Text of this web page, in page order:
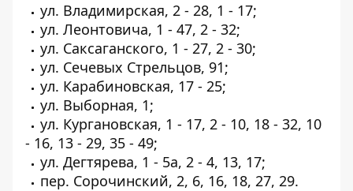
ул. Владимирская, 2 - 28, 1 - 17;
ул. Леонтовича, 1 - 47, 2 - 32;
ул. Саксаганского, 1 - 27, 2 - 30;
ул. Сечевых Стрельцов, 91;
ул. Карабиновская, 17 - 25;
ул. Выборная, 1;
ул. Кургановская, 1 - 17, 2 - 10, 18 - 32, 10
- 16, 13 - 29, 35 - 49;
ул. Дегтярева, 1 - 5а, 2 - 4, 13, 17;
пер. Сорочинский, 2, 6, 16, 18, 27, 29.